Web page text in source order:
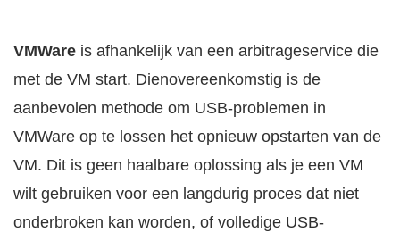
VMWare is afhankelijk van een arbitrageservice die
met de VM start. Dienovereenkomstig is de
aanbevolen methode om USB-problemen in
VMWare op te lossen het opnieuw opstarten van de
VM. Dit is geen haalbare oplossing als je een VM
wilt gebruiken voor een langdurig proces dat niet
onderbroken kan worden, of volledige USB-